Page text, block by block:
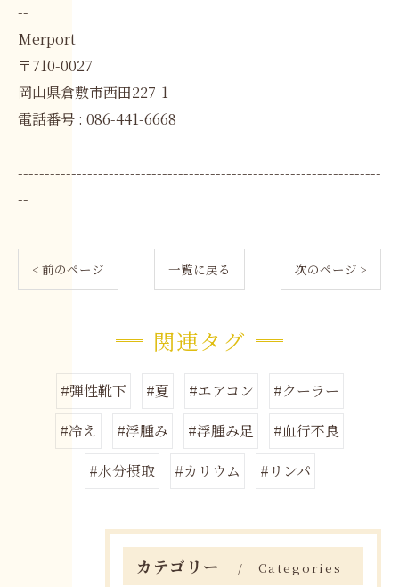
--
Merport
〒710-0027
岡山県倉敷市西田227-1
電話番号 : 086-441-6668
--------------------------------------------------------------------
--
< 前のページ 一覧に戻る 次のページ >
関連タグ
#弾性靴下 #夏 #エアコン
#クーラー
#冷え
#浮腫み #浮腫み足
#血行不良
#水分摂取
#カリウム #リンパ
カテゴリー Categories